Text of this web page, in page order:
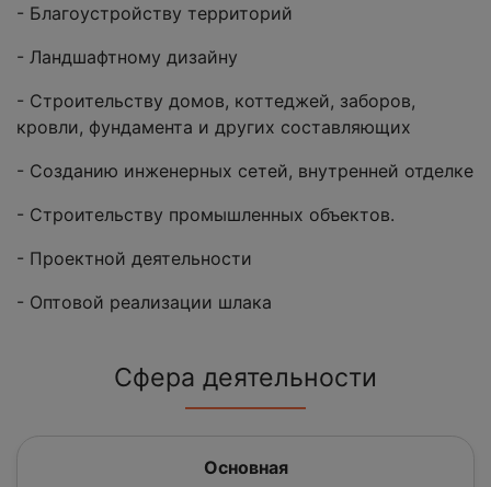
- Благоустройству территорий
- Ландшафтному дизайну
- Строительству домов, коттеджей, заборов,
кровли, фундамента и других составляющих
- Созданию инженерных сетей, внутренней отделке
- Строительству промышленных объектов.
- Проектной деятельности
- Оптовой реализации шлака
Сфера деятельности
Основная